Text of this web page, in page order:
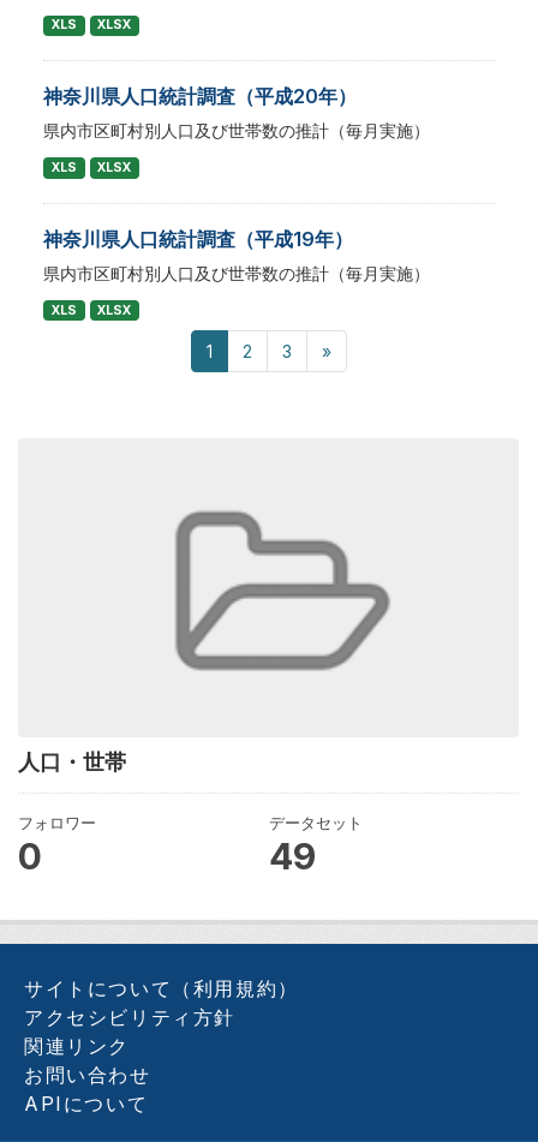
人口・世帯
フォロワー
0
データセット
49
XLS XLSX
神奈川県人口統計調査（平成20年）
県内市区町村別人口及び世帯数の推計（毎月実施）
XLS XLSX
神奈川県人口統計調査（平成19年）
県内市区町村別人口及び世帯数の推計（毎月実施）
XLS XLSX
1 2 3 »
サイトについて（利用規約）
アクセシビリティ方針
関連リンク
お問い合わせ
APIについて